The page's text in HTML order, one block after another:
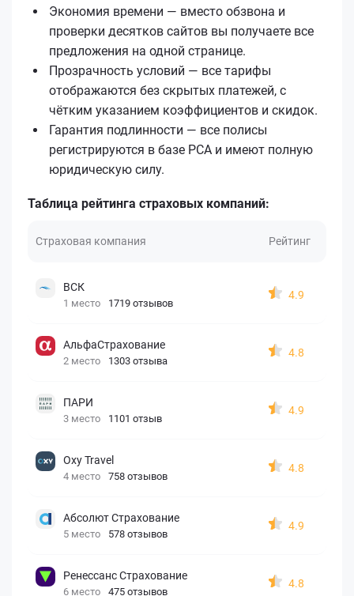
Экономия времени — вместо обзвона и
проверки десятков сайтов вы получаете все
предложения на одной странице.
Прозрачность условий — все тарифы
отображаются без скрытых платежей, с
чётким указанием коэффициентов и скидок.
Гарантия подлинности — все полисы
регистрируются в базе РСА и имеют полную
юридическую силу.
Таблица рейтинга страховых компаний:
Страховая компания Рейтинг
ВСК
1 место 1719 отзывов
4.9
АльфаСтрахование
2 место 1303 отзыва
4.8
ПАРИ
3 место 1101 отзыв
4.9
Oxy Travel
4 место 758 отзывов
4.8
Абсолют Страхование
5 место 578 отзывов
4.9
Ренессанс Страхование
6 место 475 отзывов
4.8